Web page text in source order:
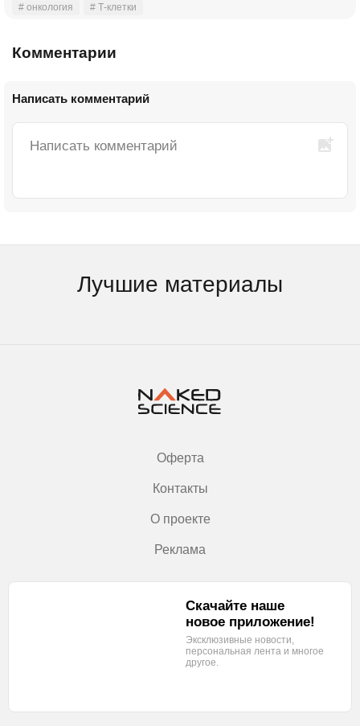
# онкология
# Т-клетки
Комментарии
Написать комментарий
Лучшие материалы
Оферта
Контакты
О проекте
Реклама
Скачайте наше
новое приложение!
Эксклюзивные новости,
персональная лента и многое
другое.